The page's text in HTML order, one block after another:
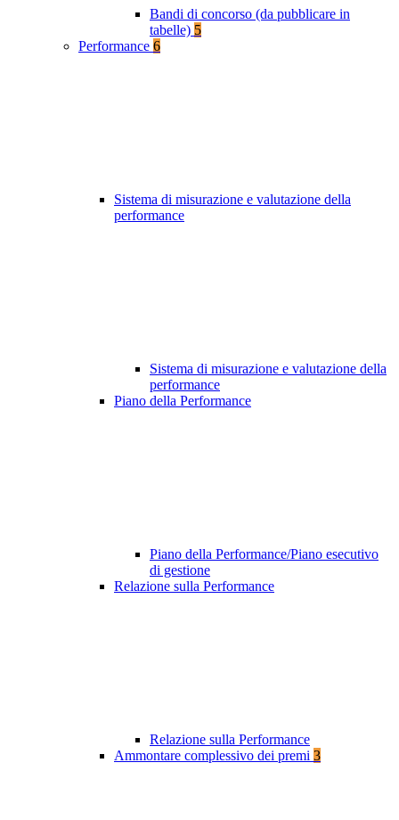
Bandi di concorso (da pubblicare in
tabelle) 5
Performance 6
Sistema di misurazione e valutazione della
performance
Sistema di misurazione e valutazione della
performance
Piano della Performance
Piano della Performance/Piano esecutivo
di gestione
Relazione sulla Performance
Relazione sulla Performance
Ammontare complessivo dei premi 3